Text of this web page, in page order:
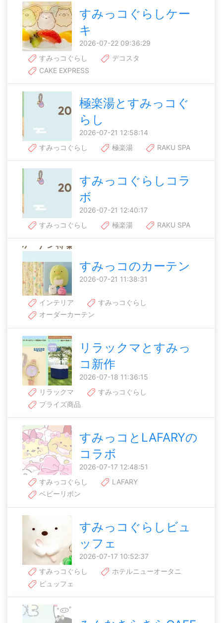
すみっコぐらしケー
キ
2026-07-22 09:36:29
すみっコぐらし
デコスタ
CAKE EXPRESS
極楽湯とすみっコぐ
らし
2026-07-21 12:58:14
すみっコぐらし
極楽湯 RAKU SPA
すみっコぐらしコラ
ボ
2026-07-21 12:40:17
すみっコぐらし
極楽湯 RAKU SPA
すみっコのカーテン
2026-07-21 11:38:31
インテリア
すみっコぐらし
オーダーカーテン
リラックマとすみっ
コ新作
2026-07-18 11:36:15
リラックマ
すみっコぐらし
プライズ商品
すみっコとLAFARYの
コラボ
2026-07-17 12:48:51
すみっコぐらし
LAFARY
ベビーリボン
すみっコぐらしビュ
ッフェ
2026-07-17 10:52:37
すみっコぐらし
ホテルニューオータニ
ビュッフェ